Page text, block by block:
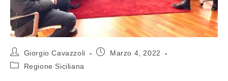
Giorgio Cavazzoli
Marzo 4, 2022
Regione Siciliana